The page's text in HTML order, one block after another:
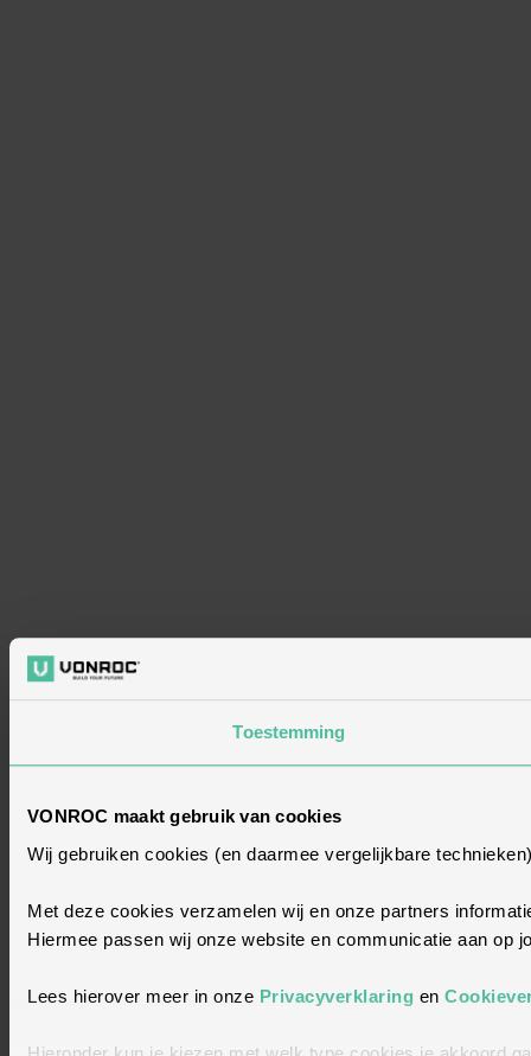
Toestemming
VONROC maakt gebruik van cookies
Wij gebruiken cookies (en daarmee vergelijkbare
Met deze cookies verzamelen wij en onze partners
Hiermee passen wij onze website en communicatie aan op
Lees hierover meer in onze Privacyverklaring en